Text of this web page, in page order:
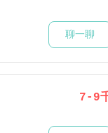
聊一聊
7-9